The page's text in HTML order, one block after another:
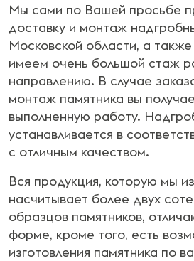
Мы сами по Вашей просьбе
доставку и монтаж
Московской области, а
имеем очень большой стаж
направлению. В случае
монтаж памятника вы
выполненную работу.
устанавливается в
с отличным качеством.
Вся продукция, которую мы
насчитывает более двух
образцов памятников,
форме, кроме того, есть
изготовления памятника по